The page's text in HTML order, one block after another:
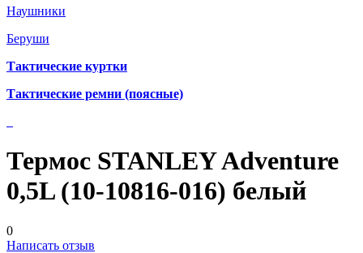
Наушники
Беруши
Тактические куртки
Тактические ремни (поясные)
Термос STANLEY Adventure
0,5L (10-10816-016) белый
0
Написать отзыв